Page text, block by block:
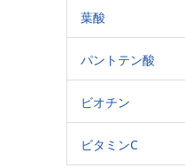
葉酸
パントテン酸
ビオチン
ビタミンC